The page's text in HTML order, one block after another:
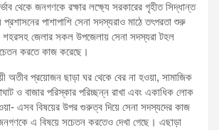
থেকে জনগণকে রক্ষার লক্ষ্যে সরকারের গৃহীত সিদ্ধান্ত
পাশাপাশি সেনা সদস্যরাও মাঠে তৎপরতা শুরু
শহরসহ জেলার সকল উপজেলায় সেনা সদস্যরা টহল
করতে কাজ করেছে।
অতীব প্রয়োজন ছাড়া ঘর থেকে বের না হওয়া, সামাজিক
ও বাজার পরিস্কার পরিচ্ছন্ন রাখা এবং একাধিক লোক
এসব বিষয়ের উপর গুরুত্ব দিয়ে সেনা সদস্যদের কাজ
এ বিষয়ে সচেতন করতেও দেখা গেছে। এছাড়া